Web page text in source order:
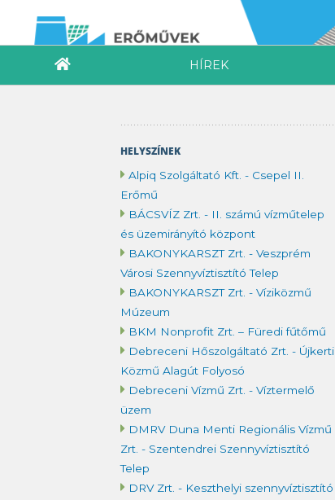
HÍREK
HELYSZÍNEK
Alpiq Szolgáltató Kft. - Csepel II.
Erőmű
BÁCSVÍZ Zrt. - II. számú vízműtelep
és üzemirányító központ
BAKONYKARSZT Zrt. - Veszprém
Városi Szennyvíztisztító Telep
BAKONYKARSZT Zrt. - Víziközmű
Múzeum
BKM Nonprofit Zrt. – Füredi fűtőmű
Debreceni Hőszolgáltató Zrt. - Újkerti
Közmű Alagút Folyosó
Debreceni Vízmű Zrt. - Víztermelő
üzem
DMRV Duna Menti Regionális Vízmű
Zrt. - Szentendrei Szennyvíztisztító
Telep
DRV Zrt. - Keszthelyi szennyvíztisztító